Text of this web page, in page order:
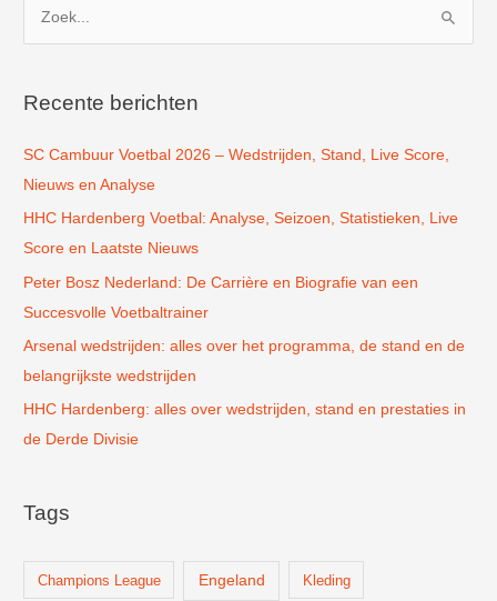
k
a
a
r
:
Recente berichten
SC Cambuur Voetbal 2026 – Wedstrijden, Stand, Live Score,
Nieuws en Analyse
HHC Hardenberg Voetbal: Analyse, Seizoen, Statistieken, Live
Score en Laatste Nieuws
Peter Bosz Nederland: De Carrière en Biografie van een
Succesvolle Voetbaltrainer
Arsenal wedstrijden: alles over het programma, de stand en de
belangrijkste wedstrijden
HHC Hardenberg: alles over wedstrijden, stand en prestaties in
de Derde Divisie
Tags
Champions League Engeland Kleding